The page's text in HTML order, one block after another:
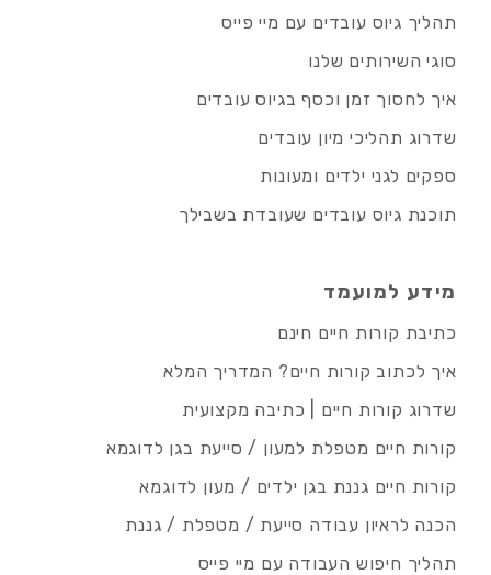
תהליך גיוס עובדים עם מיי פייס
סוגי השירותים שלנו
איך לחסוך זמן וכסף בגיוס עובדים
שדרוג תהליכי מיון עובדים
ספקים לגני ילדים ומעונות
תוכנת גיוס עובדים שעובדת בשבילך
מידע למועמד
כתיבת קורות חיים חינם
איך לכתוב קורות חיים? המדריך המלא
שדרוג קורות חיים | כתיבה מקצועית
קורות חיים מטפלת למעון / סייעת בגן לדוגמא
קורות חיים גננת בגן ילדים / מעון לדוגמא
הכנה לראיון עבודה סייעת / מטפלת / גננת
תהליך חיפוש העבודה עם מיי פייס